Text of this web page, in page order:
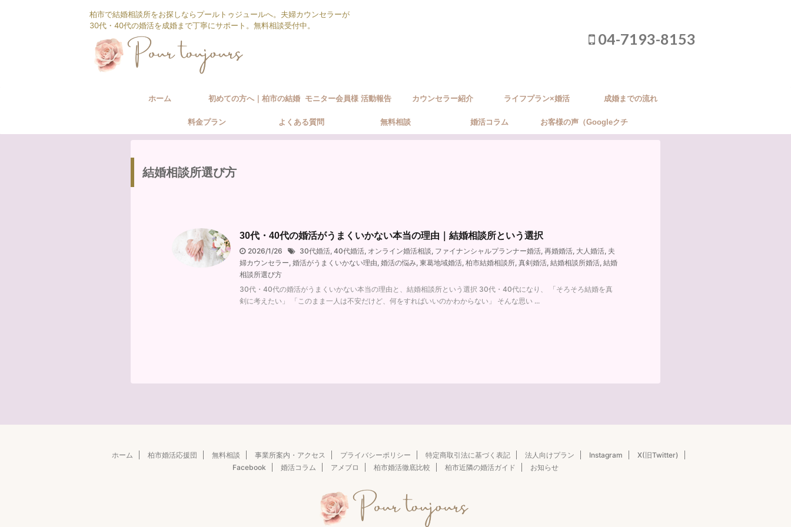
柏市で結婚相談所をお探しならプールトゥジュールへ。夫婦カウンセラーが
30代・40代の婚活を成婚まで丁寧にサポート。無料相談受付中。
04-7193-8153
ホーム 初めての方へ｜柏市の結婚
相談所の婚活サポート方針
モニター会員様 活動報告 カウンセラー紹介 ライフプラン×婚活 成婚までの流れ
料金プラン よくある質問 無料相談 婚活コラム お客様の声（Googleクチ
結婚相談所選び方
30代・40代の婚活がうまくいかない本当の理由｜結婚相談所という選択
2026/1/26 30代婚活, 40代婚活, オンライン婚活相談, ファイナンシャルプランナー婚活, 再婚婚活, 大人婚活, 夫
婦カウンセラー, 婚活がうまくいかない理由, 婚活の悩み, 東葛地域婚活, 柏市結婚相談所, 真剣婚活, 結婚相談所婚活, 結婚
相談所選び方
30代・40代の婚活がうまくいかない本当の理由と、結婚相談所という選択 30代・40代になり、 「そろそろ結婚を真
剣に考えたい」 「このまま一人は不安だけど、何をすればいいのかわからない」 そんな思い ...
ホーム 柏市婚活応援団 無料相談 事業所案内・アクセス プライバシーポリシー 特定商取引法に基づく表記 法人向けプラン Instagram
X(旧Twitter)
Facebook
婚活コラム アメブロ 柏市婚活徹底比較 柏市近隣の婚活ガイド お知らせ